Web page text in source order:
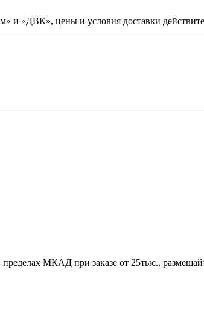
и «ДВК», цены и условия доставки
МКАД при заказе от 25тыс.,